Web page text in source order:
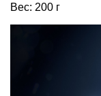
Вес: 200 г